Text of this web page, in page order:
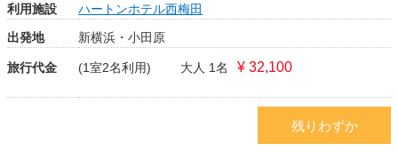
利用施設
ハートンホテル西梅田
出発地
新横浜・小田原
旅行代金 (1室2名利用) 大人 1名 ¥ 32,100
残りわずか